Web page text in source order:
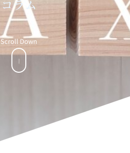
コラム
Scroll Down